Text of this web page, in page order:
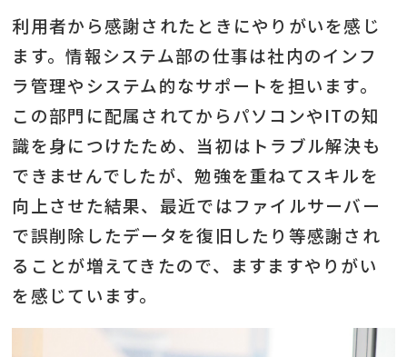
利用者から感謝されたときにやりがいを感じ
ます。情報システム部の仕事は社内のインフ
ラ管理やシステム的なサポートを担います。
この部門に配属されてからパソコンやITの知
識を身につけたため、当初はトラブル解決も
できませんでしたが、勉強を重ねてスキルを
向上させた結果、最近ではファイルサーバー
で誤削除したデータを復旧したり等感謝され
ることが増えてきたので、ますますやりがい
を感じています。